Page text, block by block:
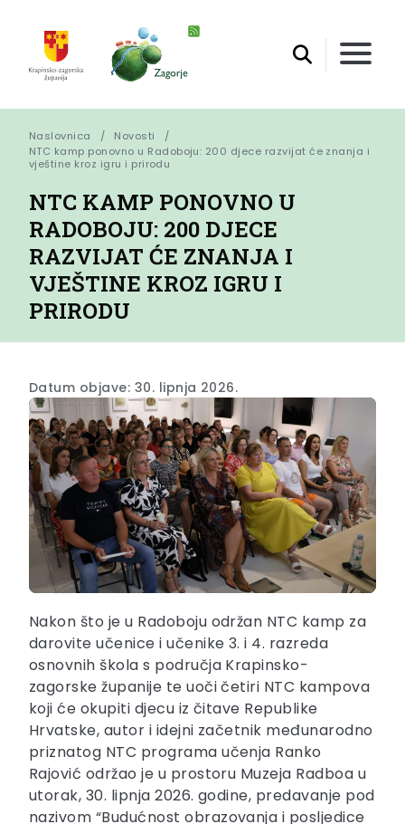
Naslovnica
Novosti
NTC kamp ponovno u Radoboju: 200 djece razvijat će znanja i
vještine kroz igru i prirodu
NTC KAMP PONOVNO U
RADOBOJU: 200 DJECE
RAZVIJAT ĆE ZNANJA I
VJEŠTINE KROZ IGRU I
PRIRODU
Datum objave: 30. lipnja 2026.
Nakon što je u Radoboju održan NTC kamp za
darovite učenice i učenike 3. i 4. razreda
osnovnih škola s područja Krapinsko-
zagorske županije te uoči četiri NTC kampova
koji će okupiti djecu iz čitave Republike
Hrvatske, autor i idejni začetnik međunarodno
priznatog NTC programa učenja Ranko
Rajović održao je u prostoru Muzeja Radboa u
utorak, 30. lipnja 2026. godine, predavanje pod
nazivom “Budućnost obrazovanja i posljedice